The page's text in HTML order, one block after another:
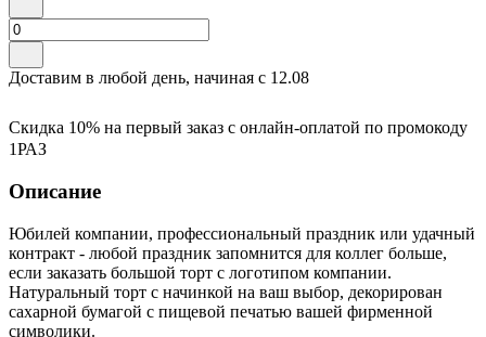
Доставим в любой день, начиная с 12.08
Скидка 10% на первый заказ с онлайн-оплатой по промокоду
1РАЗ
Описание
Юбилей компании, профессиональный праздник или удачный
контракт - любой праздник запомнится для коллег больше,
если заказать большой торт с логотипом компании.
Натуральный торт с начинкой на ваш выбор, декорирован
сахарной бумагой с пищевой печатью вашей фирменной
символики.